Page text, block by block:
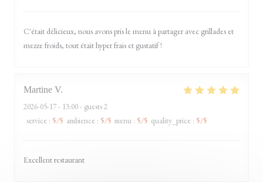
C'était délicieux, nous avons pris le menu à partager avec grillades et
mezze froids, tout était hyper frais et gustatif !
Martine V
2026-05-17- 13:00 - guests 2
service : 5/5 ambience : 5/5 menu : 5/5 quality_price : 5/5
Excellent restaurant